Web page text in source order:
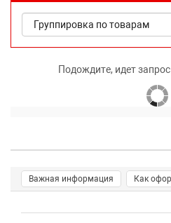
Подождите, идет запрос
Важная информация Как